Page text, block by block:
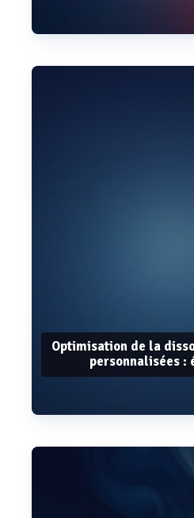
Optimisation de la
personnalisées :